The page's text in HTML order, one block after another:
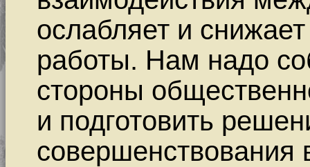
ослабляет и
работы. Нам надо
стороны
и подготовить
совершенствования